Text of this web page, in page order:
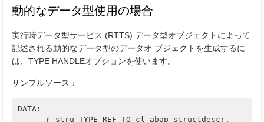
動的なデータ型使用の場合
実行時データ型サービス (RTTS) データ型オブジェクトによって
記述される動的なデータ型のデータオ ブジェクトを生成するに
は、TYPE HANDLEオプションを使います。
サンプルソース：
DATA:
      r_stru TYPE REF TO cl_abap_structdescr,